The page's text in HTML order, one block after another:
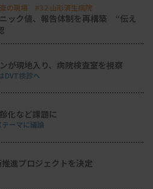
の現場 #32 山形済生病院
ック値、報告体制を再構築 “伝え
が現地入り、病院検査室を視察
DVT検診へ
化など課題に
ーマに議論
進プロジェクトを決定